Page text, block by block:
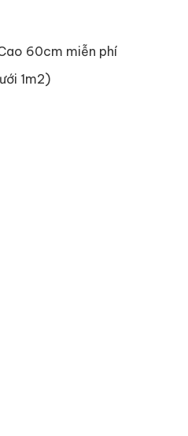
60cm miễn phí
1m2)